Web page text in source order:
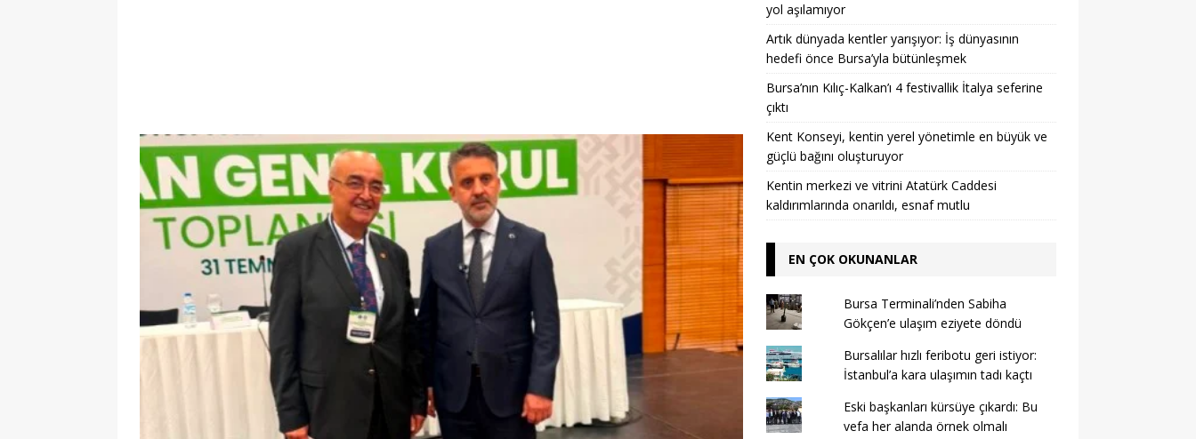
yol aşılamıyor
Artık dünyada kentler yarışıyor: İş dünyasının
hedefi önce Bursa’yla bütünleşmek
Bursa’nın Kılıç-Kalkan’ı 4 festivallik İtalya seferine
çıktı
Kent Konseyi, kentin yerel yönetimle en büyük ve
güçlü bağını oluşturuyor
Kentin merkezi ve vitrini Atatürk Caddesi
kaldırımlarında onarıldı, esnaf mutlu
EN ÇOK OKUNANLAR
Bursa Terminali’nden Sabiha
Gökçen’e ulaşım eziyete döndü
Bursalılar hızlı feribotu geri istiyor:
İstanbul’a kara ulaşımın tadı kaçtı
Eski başkanları kürsüye çıkardı: Bu
vefa her alanda örnek olmalı